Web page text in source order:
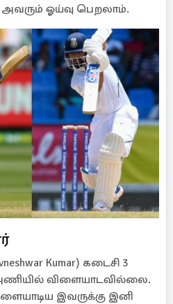
ஓய்வு பெறலாம்.
Kumar) கடைசி 3
விளையாடவில்லை.
இவருக்கு இனி